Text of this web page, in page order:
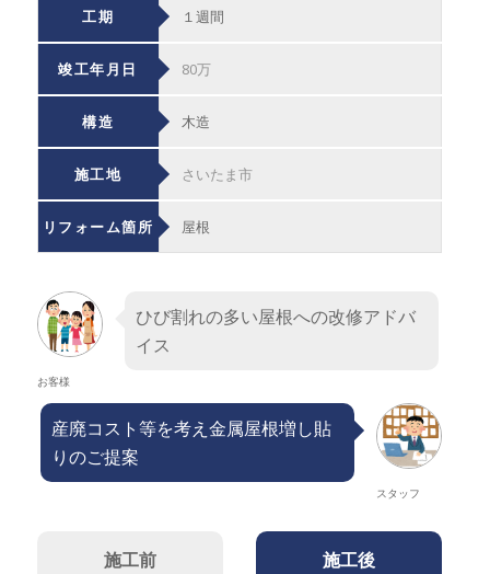
工期 １週間
竣工年月日 80万
構造 木造
施工地 さいたま市
リフォーム箇所 屋根
お客様
ひび割れの多い屋根への改修アドバ
イス
スタッフ
産廃コスト等を考え金属屋根増し貼
りのご提案
施工前 施工後